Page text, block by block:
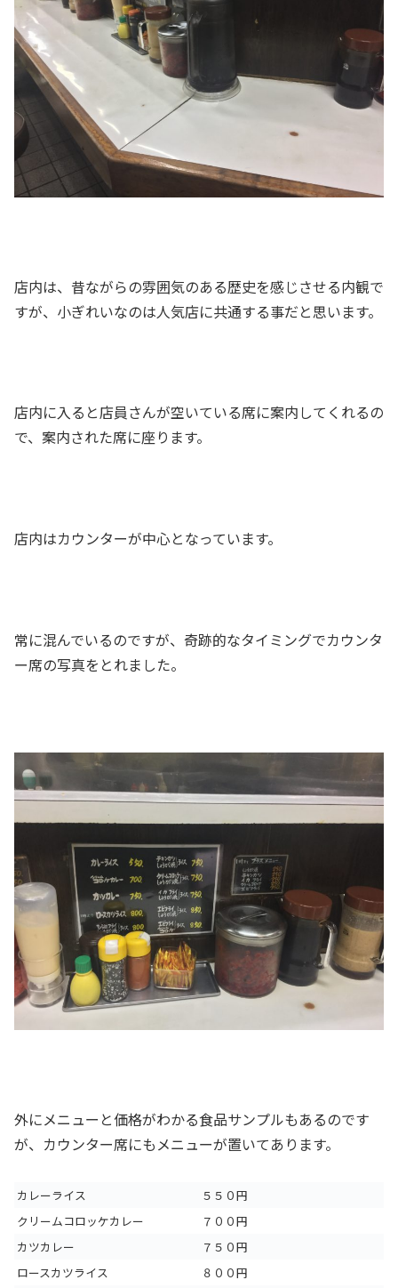
店内は、昔ながらの雰囲気のある歴史を感じさせる内観で
すが、小ぎれいなのは人気店に共通する事だと思います。
店内に入ると店員さんが空いている席に案内してくれるの
で、案内された席に座ります。
店内はカウンターが中心となっています。
常に混んでいるのですが、奇跡的なタイミングでカウンタ
ー席の写真をとれました。
外にメニューと価格がわかる食品サンプルもあるのです
が、カウンター席にもメニューが置いてあります。
カレーライス
５５０円
クリームコロッケカレー
７００円
カツカレー
７５０円
ロースカツライス
８００円